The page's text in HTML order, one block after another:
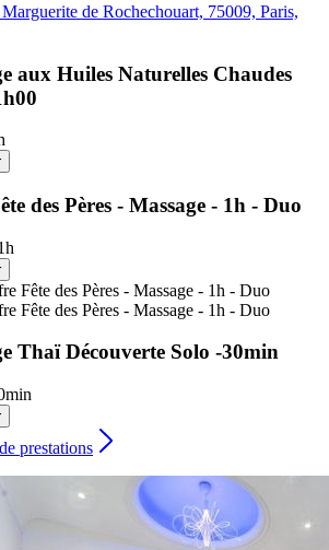
de Rochechouart, 75009, Paris,
aux Huiles Naturelles Chaudes
des Pères - Massage - 1h - Duo
Fête des Pères - Massage - 1h - Duo
Fête des Pères - Massage - 1h - Duo
Thaï Découverte Solo -30min
prestations